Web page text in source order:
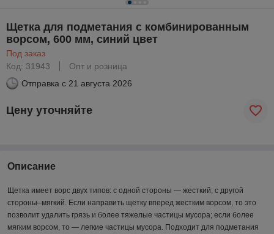
Щетка для подметания с комбинированным
ворсом, 600 мм, синий цвет
Под заказ
Код: 31943
Опт и розница
Отправка с 21 августа 2026
Цену уточняйте
Описание
Щетка имеет ворс двух типов: с одной стороны ― жесткий; с другой
стороны–мягкий. Если направить щетку вперед жестким ворсом, то это
позволит удалить грязь и более тяжелые частицы мусора; если более
мягким ворсом, то ― легкие частицы мусора. Подходит для подметания